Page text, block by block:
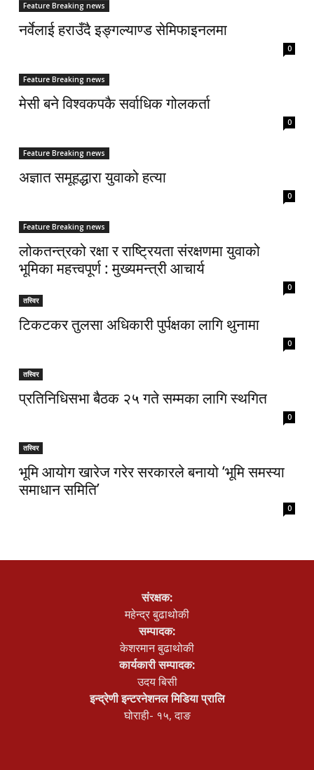
Feature Breaking news
नर्वेलाई हराउँदै इङ्गल्याण्ड सेमिफाइनलमा
0
Feature Breaking news
मेसी बने विश्वकपकै सर्वाधिक गोलकर्ता
0
Feature Breaking news
अज्ञात समूहद्धारा युवाको हत्या
0
Feature Breaking news
लोकतन्त्रको रक्षा र राष्ट्रियता संरक्षणमा युवाको
भूमिका महत्त्वपूर्ण : मुख्यमन्त्री आचार्य
0
तस्विर
टिकटकर तुलसा अधिकारी पुर्पक्षका लागि थुनामा
0
तस्विर
प्रतिनिधिसभा बैठक २५ गते सम्मका लागि स्थगित
0
तस्विर
भूमि आयोग खारेज गरेर सरकारले बनायो ‘भूमि समस्या
समाधान समिति’
0
संरक्षक:
महेन्द्र बुढाथोकी
सम्पादक:
केशरमान बुढाथोकी
कार्यकारी सम्पादक:
उदय बिसी
इन्द्रेणी इन्टरनेशनल मिडिया प्रालि
घोराही- १५, दाङ